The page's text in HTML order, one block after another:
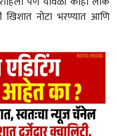
नोटा भरण्यात आणि